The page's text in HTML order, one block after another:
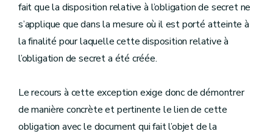
fait que la disposition relative à l’obligation de secret ne
s’applique que dans la mesure où il est porté atteinte à
la finalité pour laquelle cette disposition relative à
l’obligation de secret a été créée.
Le recours à cette exception exige donc de démontrer
de manière concrète et pertinente le lien de cette
obligation avec le document qui fait l’objet de la